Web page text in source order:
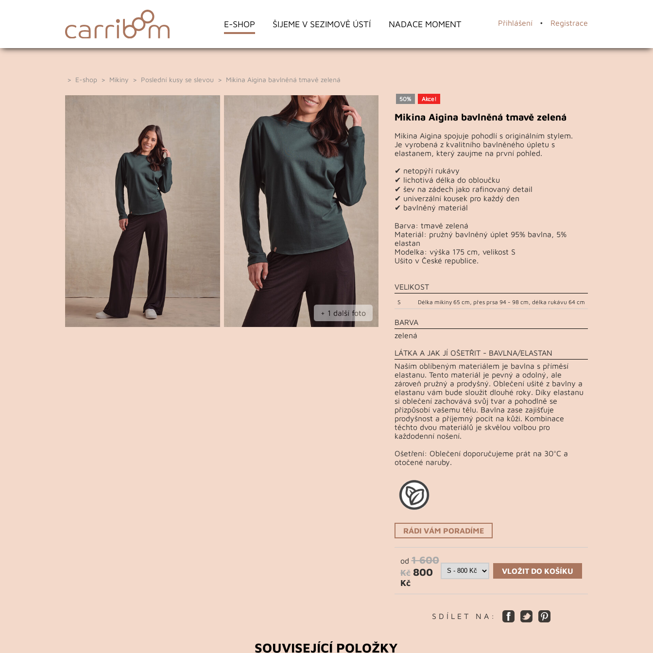
E-SHOP ŠIJEME V SEZIMOVĚ ÚSTÍ NADACE MOMENT Přihlášení• Registrace
> E-shop > Mikiny > Poslední kusy se slevou > Mikina Aigina bavlněná tmavě zelená
+ 1 další foto
50% Akce!
Mikina Aigina bavlněná tmavě zelená
Mikina Aigina spojuje pohodlí s originálním stylem.
Je vyrobená z kvalitního bavlněného úpletu s
elastanem, který zaujme na první pohled.
✔ netopýří rukávy
✔ lichotivá délka do obloučku
✔ šev na zádech jako rafinovaný detail
✔ univerzální kousek pro každý den
✔ bavlněný materiál
Barva: tmavě zelená
Materiál: pružný bavlněný úplet 95% bavlna, 5%
elastan
Modelka: výška 175 cm, velikost S
Ušito v České republice.
VELIKOST
S Délka mikiny 65 cm, přes prsa 94 - 98 cm, délka rukávu 64 cm
BARVA
zelená
LÁTKA A JAK JÍ OŠETŘIT - BAVLNA/ELASTAN
Naším oblíbeným materiálem je bavlna s příměsí
elastanu. Tento materiál je pevný a odolný, ale
zároveň pružný a prodyšný. Oblečení ušité z bavlny a
elastanu vám bude sloužit dlouhé roky. Díky elastanu
si oblečení zachovává svůj tvar a pohodlně se
přizpůsobí vašemu tělu. Bavlna zase zajišťuje
prodyšnost a příjemný pocit na kůži. Kombinace
těchto dvou materiálů je skvělou volbou pro
každodenní nošení.
Ošetření: Oblečení doporučujeme prát na 30°C a
otočené naruby.
RÁDI VÁM PORADÍME
od1 600
Kč 800
Kč
VLOŽIT DO KOŠÍKU
S D Í L E T N A :
SOUVISEJÍCÍ POLOŽKY